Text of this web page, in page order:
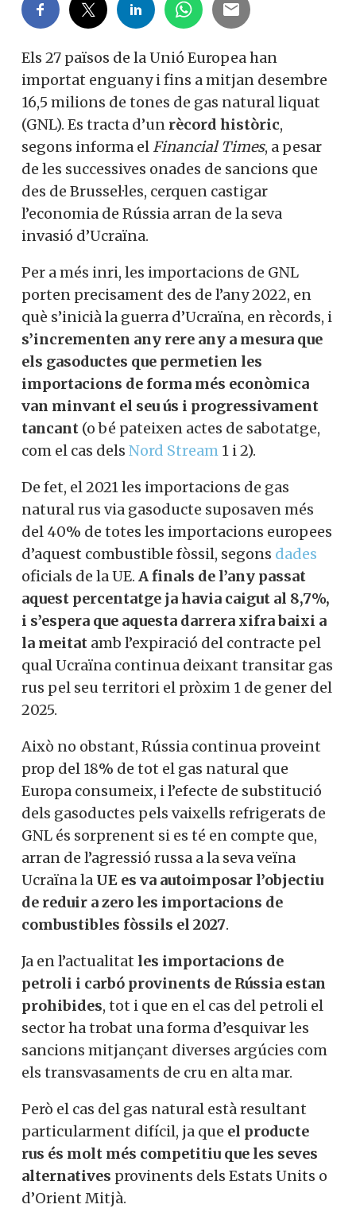
Els 27 països de la Unió Europea han
importat enguany i fins a mitjan desembre
16,5 milions de tones de gas natural liquat
(GNL). Es tracta d’un rècord històric,
segons informa el Financial Times, a pesar
de les successives onades de sancions que
des de Brussel·les, cerquen castigar
l’economia de Rússia arran de la seva
invasió d’Ucraïna.
Per a més inri, les importacions de GNL
porten precisament des de l’any 2022, en
què s’inicià la guerra d’Ucraïna, en rècords, i
s’incrementen any rere any a mesura que
els gasoductes que permetien les
importacions de forma més econòmica
van minvant el seu ús i progressivament
tancant (o bé pateixen actes de sabotatge,
com el cas dels Nord Stream 1 i 2).
De fet, el 2021 les importacions de gas
natural rus via gasoducte suposaven més
del 40% de totes les importacions europees
d’aquest combustible fòssil, segons dades
oficials de la UE. A finals de l’any passat
aquest percentatge ja havia caigut al 8,7%,
i s’espera que aquesta darrera xifra baixi a
la meitat amb l’expiració del contracte pel
qual Ucraïna continua deixant transitar gas
rus pel seu territori el pròxim 1 de gener del
2025.
Això no obstant, Rússia continua proveint
prop del 18% de tot el gas natural que
Europa consumeix, i l’efecte de substitució
dels gasoductes pels vaixells refrigerats de
GNL és sorprenent si es té en compte que,
arran de l’agressió russa a la seva veïna
Ucraïna la UE es va autoimposar l’objectiu
de reduir a zero les importacions de
combustibles fòssils el 2027.
Ja en l’actualitat les importacions de
petroli i carbó provinents de Rússia estan
prohibides, tot i que en el cas del petroli el
sector ha trobat una forma d’esquivar les
sancions mitjançant diverses argúcies com
els transvasaments de cru en alta mar.
Però el cas del gas natural està resultant
particularment difícil, ja que el producte
rus és molt més competitiu que les seves
alternatives provinents dels Estats Units o
d’Orient Mitjà.